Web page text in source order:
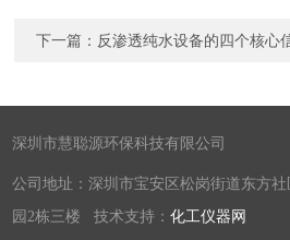
下一篇： 反渗透纯水设备的四个核心
深圳市慧聪源环保科技有限公司
公司地址：深圳市宝安区松岗街道东方
园2栋三楼 技术支持：化工仪器网